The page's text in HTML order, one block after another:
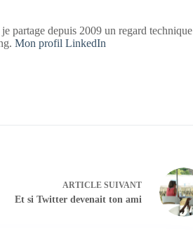
partage depuis 2009 un regard technique
Mon profil LinkedIn
ARTICLESUIVANT
Et si Twitter devenait ton ami